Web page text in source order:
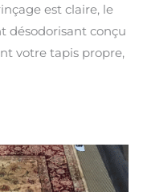
est claire, le
désodorisant conçu
votre tapis propre,